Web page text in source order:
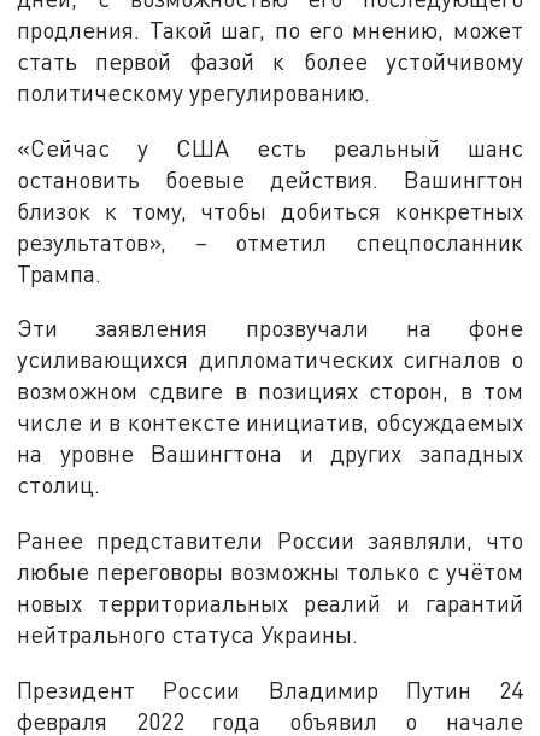
продления. Такой шаг, по его мнению, может
стать первой фазой к более устойчивому
политическому урегулированию.
«Сейчас у США есть реальный шанс
остановить боевые действия. Вашингтон
близок к тому, чтобы добиться конкретных
результатов», – отметил спецпосланник
Трампа.
Эти заявления прозвучали на фоне
усиливающихся дипломатических сигналов о
возможном сдвиге в позициях сторон, в том
числе и в контексте инициатив, обсуждаемых
на уровне Вашингтона и других западных
столиц.
Ранее представители России заявляли, что
любые переговоры возможны только с учётом
новых территориальных реалий и гарантий
нейтрального статуса Украины.
Президент России Владимир Путин 24
февраля 2022 года объявил о начале